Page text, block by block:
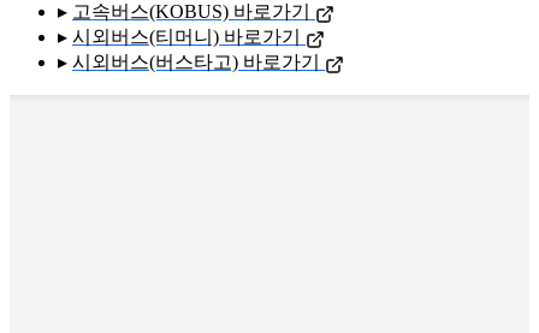
▸ 고속버스(KOBUS) 바로가기
▸ 시외버스(티머니) 바로가기
▸ 시외버스(버스타고) 바로가기